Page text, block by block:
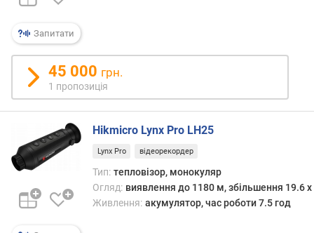
м
т
р
о
б
'
є
т
и
в
(
Запитати
45 000 грн.
1 пропозиція
Hikmicro Lynx Pro LH25
Lynx Pro відеорекордер
Тип: тепловізор, монокуляр
Огляд: виявлення до 1180 м, збільшення 19.6 x
Живлення: акумулятор, час роботи 7.5 год